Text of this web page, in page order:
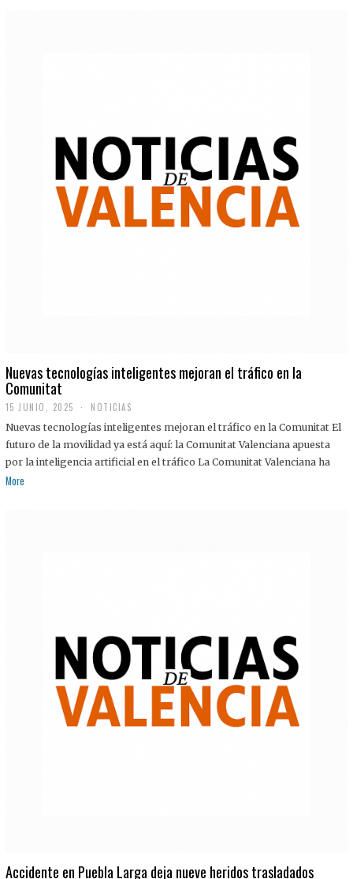
Nuevas tecnologías inteligentes mejoran el tráfico en la
Comunitat
15 JUNIO, 2025 NOTICIAS
Nuevas tecnologías inteligentes mejoran el tráfico en la Comunitat El
futuro de la movilidad ya está aquí: la Comunitat Valenciana apuesta
por la inteligencia artificial en el tráfico La Comunitat Valenciana ha
More
Accidente en Puebla Larga deja nueve heridos trasladados